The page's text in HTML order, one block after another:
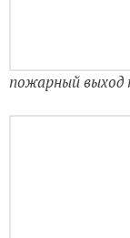
пожарный выход